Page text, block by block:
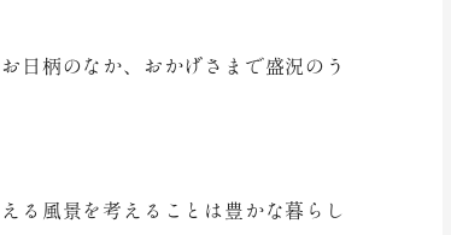
日柄のなか、おかげさまで盛況のう
る風景を考えることは豊かな暮らし